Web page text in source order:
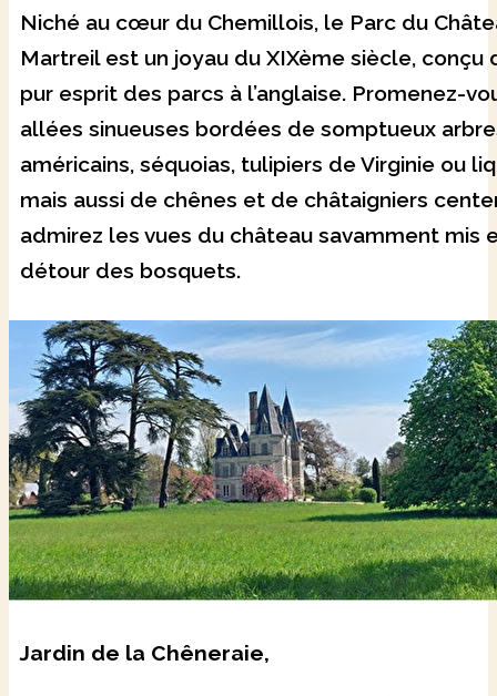
Niché au cœur du Chemillois, le Parc du
Martreil est un joyau du XIXème siècle, conçu
pur esprit des parcs à l’anglaise. Promenez-
allées sinueuses bordées de somptueux
américains, séquoias, tulipiers de Virginie ou
mais aussi de chênes et de châtaigniers
admirez les vues du château savamment mis
détour des bosquets.
Jardin de la Chêneraie,